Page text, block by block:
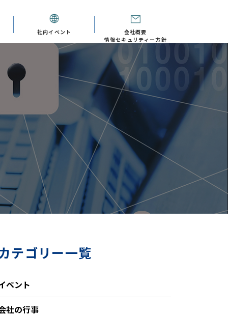
社内イベント
会社概要
情報セキュリティー方針
テゴリー一覧
ベント
社の行事